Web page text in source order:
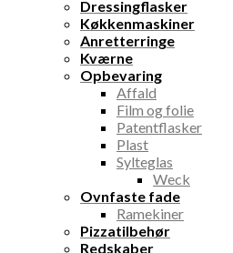
Dressingflasker
Køkkenmaskiner
Anretterringe
Kværne
Opbevaring
Affald
Film og folie
Patentflasker
Plast
Sylteglas
Weck
Ovnfaste fade
Ramekiner
Pizzatilbehør
Redskaber